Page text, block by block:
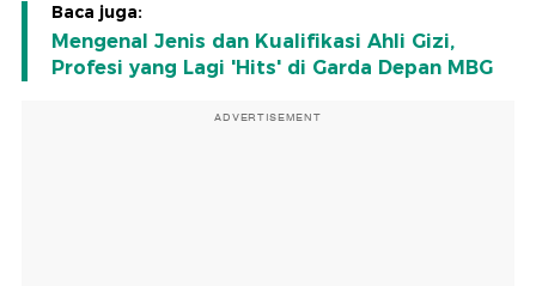
Baca juga:
Mengenal Jenis dan Kualifikasi Ahli Gizi,
Profesi yang Lagi 'Hits' di Garda Depan MBG
ADVERTISEMENT